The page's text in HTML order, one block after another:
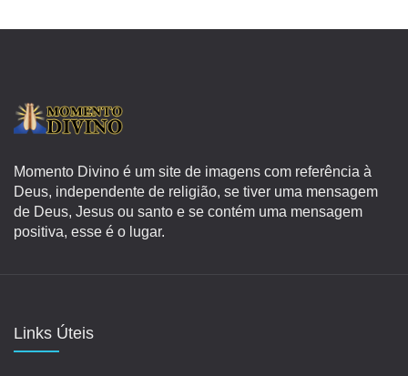
Momento Divino é um site de imagens com referência à
Deus, independente de religião, se tiver uma mensagem
de Deus, Jesus ou santo e se contém uma mensagem
positiva, esse é o lugar.
Links Úteis